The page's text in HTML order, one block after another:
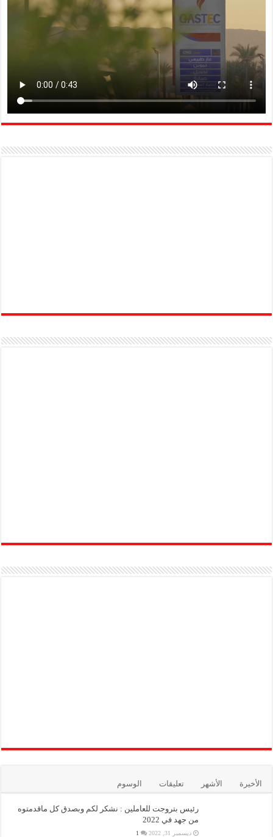
الأخيرة الأشهر تعليقات الوسوم
رئيس بتروجت للعاملين : نشكر لكم وبصدق كل ماقدمتوه
من جهد في 2022
ديسمبر 31, 2022 1